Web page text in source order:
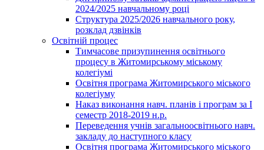
2024/2025 навчальному році
Структура 2025/2026 навчального року,
розклад дзвінків
Освітній процес
Тимчасове призупинення освітнього
процесу в Житомирському міському
колегіумі
Освітня програма Житомирського міського
колегіуму
Наказ виконання навч. планів і програм за І
семестр 2018-2019 н.р.
Переведення учнів загальноосвітнього навч.
закладу до наступного класу
Освітня програма Житомирського міського